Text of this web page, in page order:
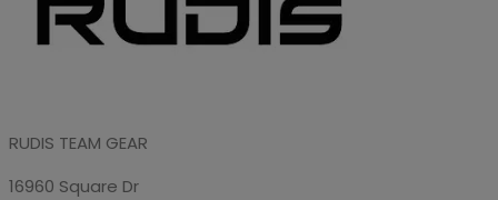
RUDIS TEAM GEAR
16960 Square Dr